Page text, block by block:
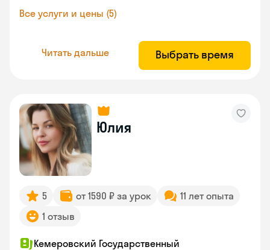
Все услуги и цены (5)
Читать дальше Выбрать время
Юлия
5 от 1590 ₽ за урок
11 лет опыта
1 отзыв
Кемеровский Государственный